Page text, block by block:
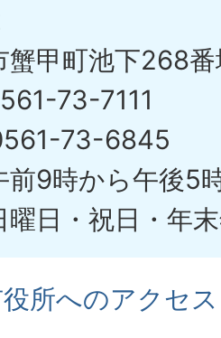
蟹甲町池下268
73-7111
73-6845
前9時から午後5
曜日・祝日・年
所へのアクセス